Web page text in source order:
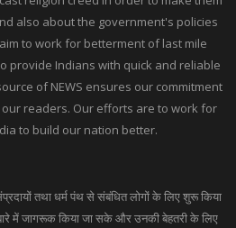
also about the government's policies
to work for betterment of last mile
provide Indians with quick and reliable
of NEWS ensures our commitment
readers. Our efforts are to work for
to build our nation better.
तथा धर्म पंथ से संबंधित लोगों के लिए शुरू किया
में जागरूक किया जा सके और उनकी बेहतरी के लिए